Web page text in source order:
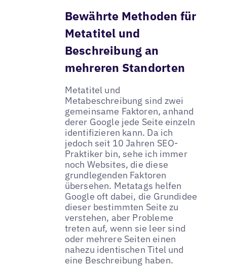
Bewährte Methoden für
Metatitel und
Beschreibung an
mehreren Standorten
Metatitel und
Metabeschreibung sind zwei
gemeinsame Faktoren, anhand
derer Google jede Seite einzeln
identifizieren kann. Da ich
jedoch seit 10 Jahren SEO-
Praktiker bin, sehe ich immer
noch Websites, die diese
grundlegenden Faktoren
übersehen. Metatags helfen
Google oft dabei, die Grundidee
dieser bestimmten Seite zu
verstehen, aber Probleme
treten auf, wenn sie leer sind
oder mehrere Seiten einen
nahezu identischen Titel und
eine Beschreibung haben.